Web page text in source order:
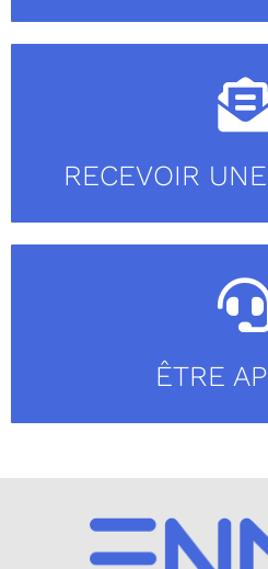
RECEVOIR
ÊTRE